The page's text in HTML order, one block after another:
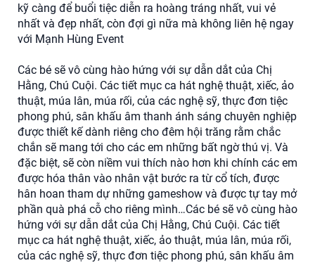
kỹ càng để buổi tiệc diễn ra hoàng tráng nhất, vui vẻ
nhất và đẹp nhất, còn đợi gì nữa mà không liên hệ ngay
với Mạnh Hùng Event
Các bé sẽ vô cùng hào hứng với sự dẫn dắt của Chị
Hằng, Chú Cuội. Các tiết mục ca hát nghệ thuật, xiếc, ảo
thuật, múa lân, múa rối, của các nghệ sỹ, thực đơn tiệc
phong phú, sân khấu âm thanh ánh sáng chuyên nghiệp
được thiết kế dành riêng cho đêm hội trăng rằm chắc
chắn sẽ mang tới cho các em những bất ngờ thú vị. Và
đặc biệt, sẽ còn niềm vui thích nào hơn khi chính các em
được hóa thân vào nhân vật bước ra từ cổ tích, được
hân hoan tham dự những gameshow và được tự tay mở
phần quà phá cỗ cho riêng mình…Các bé sẽ vô cùng hào
hứng với sự dẫn dắt của Chị Hằng, Chú Cuội. Các tiết
mục ca hát nghệ thuật, xiếc, ảo thuật, múa lân, múa rối,
của các nghệ sỹ, thực đơn tiệc phong phú, sân khấu âm